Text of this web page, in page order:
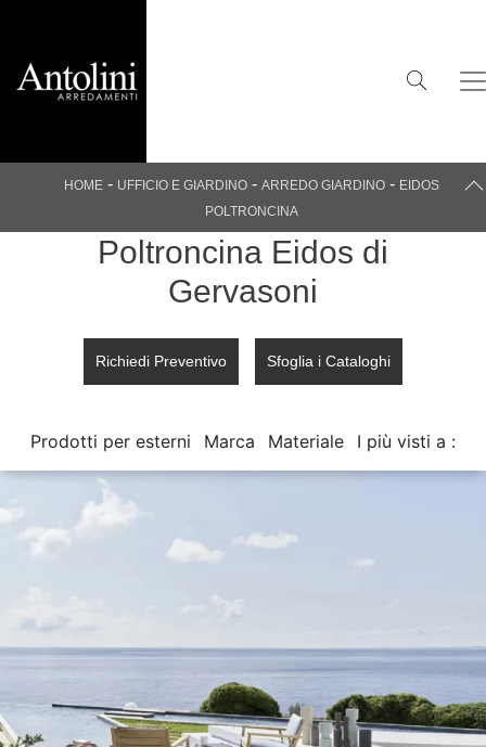
HOME- UFFICIO E GIARDINO- ARREDO GIARDINO - EIDOS
POLTRONCINA
Poltroncina Eidos di
Gervasoni
Richiedi Preventivo Sfoglia i Cataloghi
Prodotti per esterni Marca Materiale I più visti a :